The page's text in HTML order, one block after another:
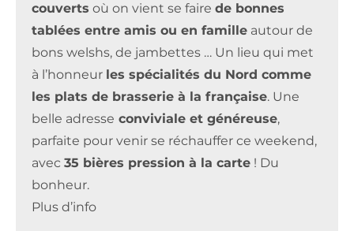
couverts où on vient se faire de bonnes
tablées entre amis ou en famille autour de
bons welshs, de jambettes … Un lieu qui met
à l’honneur les spécialités du Nord comme
les plats de brasserie à la française. Une
belle adresse conviviale et généreuse,
parfaite pour venir se réchauffer ce weekend,
avec 35 bières pression à la carte ! Du
bonheur.
Plus d’info